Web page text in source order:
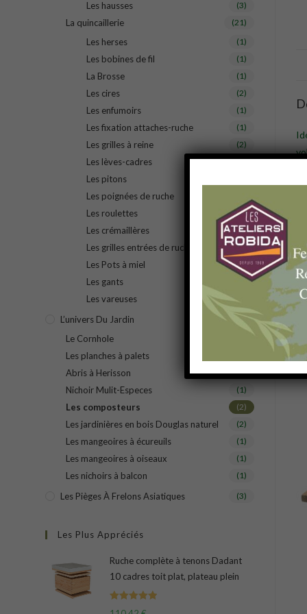
Les hausses (3)
La quincaillerie (21)
Les herses (1)
Les bobines de fil (1)
La Brosse (1)
Les cires (2)
Les enfumoirs (1)
Les fixation attaches-ruche (1)
Les grilles à reine (2)
Les lèves-cadres (1)
Les pitons
Les poignées de ruche
Les roulettes (1)
Les crémaillères (1)
Les grilles entrées de ruche (1)
Les Pots à miel (1)
Les gants (2)
Les vareuses (1)
L’univers Du Jardin (11)
Le Cornhole
Les planches à palets
Abris à Herisson (1)
Nichoir Mulit-Especes (1)
Les composteurs (2)
Les jardinières en bois Douglas naturel (2)
Les mangeoires à écureuils (1)
Les mangeoires à oiseaux (1)
Les nichoirs à balcon (1)
Les Pièges À Frelons Asiatiques (3)
Les Plus Appréciés
Ruche complète à tenons Dadant
10 cadres toit plat, plateau plein
Note
5.00